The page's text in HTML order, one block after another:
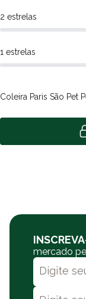
2 estrelas
1 estrelas
Coleira Paris São Pet
mercado